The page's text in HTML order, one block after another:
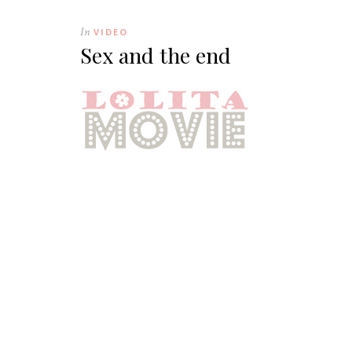
In VIDEO
Sex and the end